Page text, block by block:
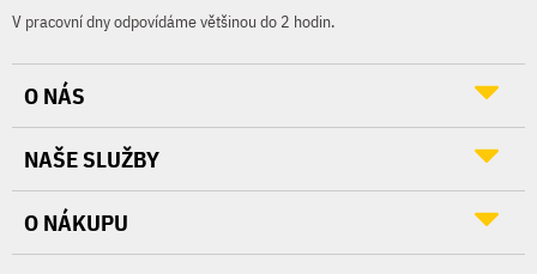
V pracovní dny odpovídáme většinou do 2 hodin.
O NÁS
NAŠE SLUŽBY
O NÁKUPU